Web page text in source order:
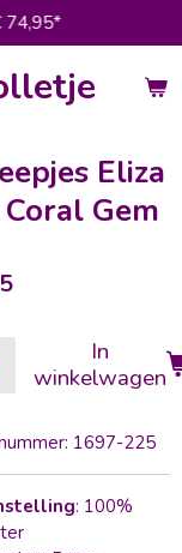
74,95*
Eliza
Gem
In
winkelwagen
1697-225
: 100%